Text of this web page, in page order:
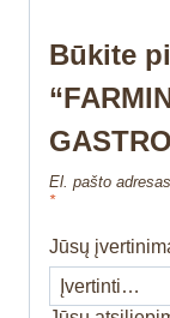
Būkite
El. pašto
*
Jūsų